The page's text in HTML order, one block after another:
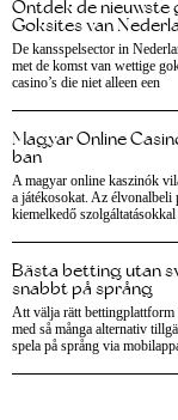
Ontdek de nieuwste
Goksites van
De kansspelsector in
met de komst van wettige
casino’s die niet alleen een
Magyar Online
ban
A magyar online kaszinók
a játékosokat. Az
kiemelkedő
Bästa betting utan
snabbt på språng
Att välja rätt bettingplattform
med så många alternativ
spela på språng via